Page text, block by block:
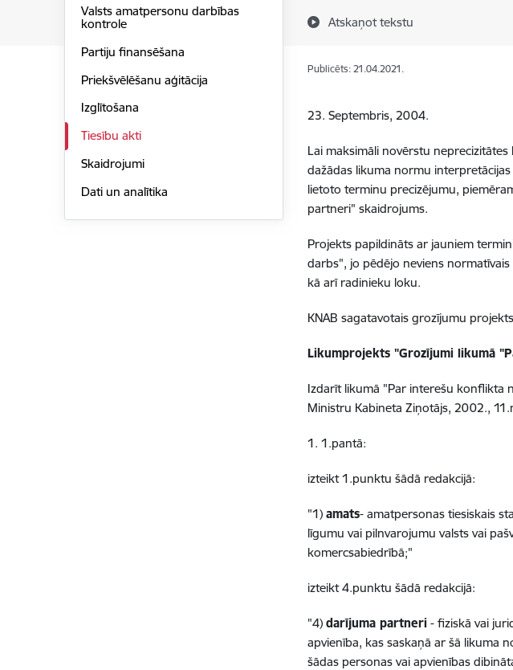
Atskaņot tekstu
Valsts amatpersonu darbības
kontrole
Partiju finansēšana
Priekšvēlēšanu aģitācija
Izglītošana
Tiesību akti
Skaidrojumi
Dati un analītika
Publicēts: 21.04.2021.
23. Septembris, 2004.
Lai maksimāli novērstu
dažādas likuma normu
lietoto terminu precizējumu,
partneri" skaidrojums.
Projekts papildināts ar jauniem
darbs", jo pēdējo neviens
kā arī radinieku loku.
KNAB sagatavotais grozījumu
Likumprojekts "Grozījumi likumā
Izdarīt likumā "Par interešu konflikta
Ministru Kabineta Ziņotājs, 2002.,
1. 1.pantā:
izteikt 1.punktu šādā redakcijā:
"1)amats- amatpersonas tiesiskais
līgumu vai pilnvarojumu valsts vai
komercsabiedrībā;"
izteikt 4.punktu šādā redakcijā:
"4)darījuma partneri - fiziskā vai
apvienība, kas saskaņā ar šā likuma
šādas personas vai apvienības